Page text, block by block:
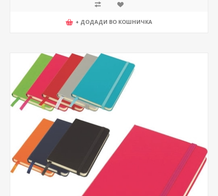
+ ДОДАДИ ВО КОШНИЧКА